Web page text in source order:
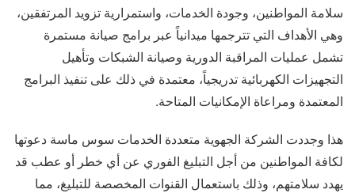
سلامة المواطنين، وجودة الخدمات، واستمرارية تزويد المرتفقين،
وهي الأهداف التي تترجمها ميدانياً عبر برامج صيانة مستمرة
تشمل عمليات المراقبة الدورية وصيانة الشبكات وتأهيل
التجهيزات الكهربائية تدريجياً، معتمدة في ذلك على تنفيذ البرامج
المعتمدة ومراعاة الإمكانيات المتاحة.
هذا وجددت الشركة الجهوية متعددة الخدمات سوس ماسة دعوتها
لكافة المواطنين من أجل التبليغ الفوري عن أي خطر أو عطب قد
يهدد سلامتهم، وذلك باستعمال القنوات المخصصة للتبليغ، مما